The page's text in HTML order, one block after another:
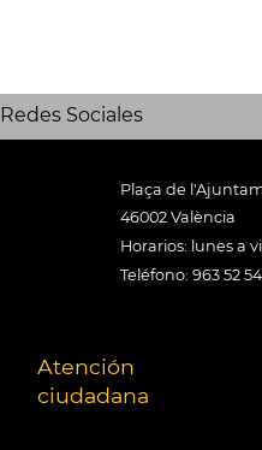
Redes Sociales
Plaça de
46002 València
Horarios: lunes a
Teléfono: 963 52
Atención
ciudadana